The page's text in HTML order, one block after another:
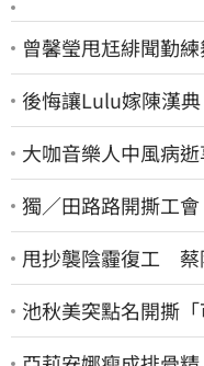
曾馨瑩甩尪緋聞勤
後悔讓Lulu嫁陳漢
大咖音樂人中風病
獨／田路路開撕工
甩抄襲陰霾復工 蔡
池秋美突點名開撕
字回應了